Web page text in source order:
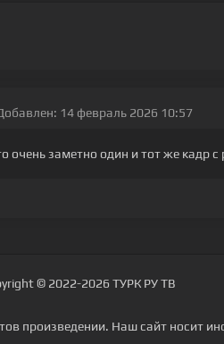
14 февраль 2026 10:57
очень заметно один и тот же кадр
© 2022-2026 ТУРК РУ ТВ
произведении. Наш сайт носит